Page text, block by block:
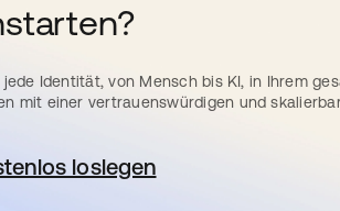
Identität, von Mensch bis KI, in Ihrem
mit einer vertrauenswürdigen und
loslegen
wird in einer neuen